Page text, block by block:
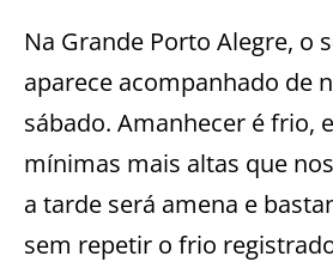
Na Grande Porto Alegre, o
aparece acompanhado de
sábado. Amanhecer é frio,
mínimas mais altas que
a tarde será amena e
sem repetir o frio